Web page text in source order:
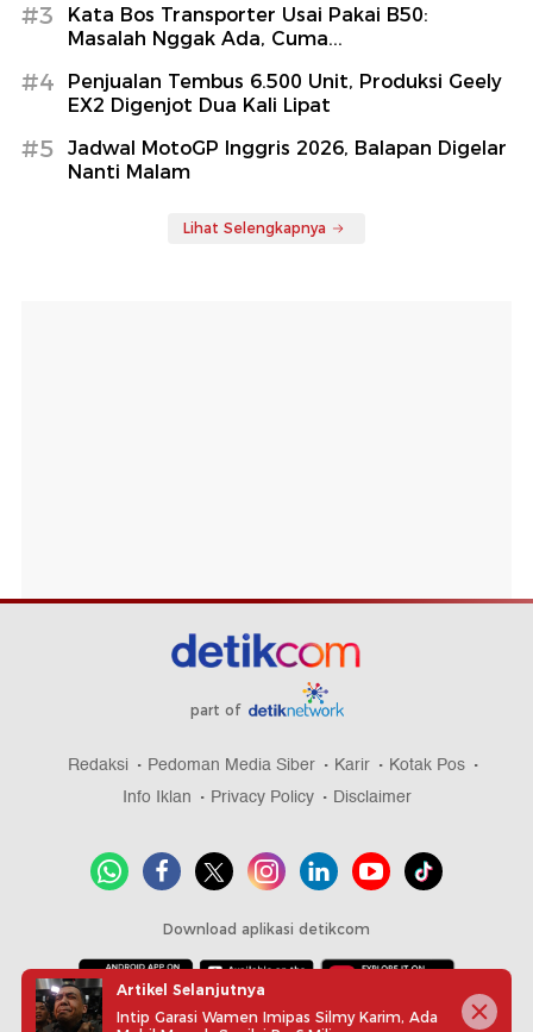
#3
Kata Bos Transporter Usai Pakai B50:
Masalah Nggak Ada, Cuma...
#4
Penjualan Tembus 6.500 Unit, Produksi Geely
EX2 Digenjot Dua Kali Lipat
#5
Jadwal MotoGP Inggris 2026, Balapan Digelar
Nanti Malam
Lihat Selengkapnya
part of
Redaksi Pedoman Media Siber Karir
Kotak Pos
Info Iklan
Privacy Policy Disclaimer
Download aplikasi detikcom
Artikel Selanjutnya
Intip Garasi Wamen Imipas Silmy Karim, Ada